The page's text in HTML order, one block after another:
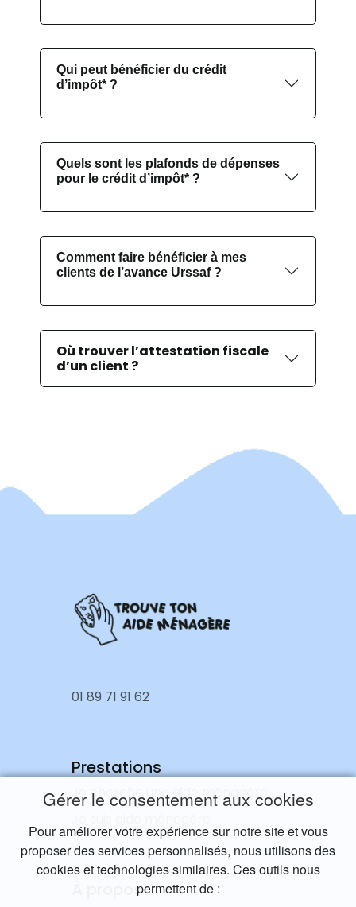
Qui peut bénéficier du crédit
d’impôt* ?
Quels sont les plafonds de dépenses
pour le crédit d’impôt* ?
Comment faire bénéficier à mes
clients de l’avance Urssaf ?
Où trouver l’attestation fiscale
d’un client ?
01 89 71 91 62
Prestations
Je cherche une aide ménagère
À propos
Gérer le consentement aux cookies
Pour améliorer votre expérience sur notre site et vous
proposer des services personnalisés, nous utilisons des
cookies et technologies similaires. Ces outils nous
permettent de :